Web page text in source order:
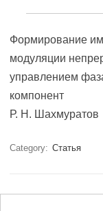
Формирование
модуляции
управлением
компонент
Р. Н. Шахмуратов
Category: Статья